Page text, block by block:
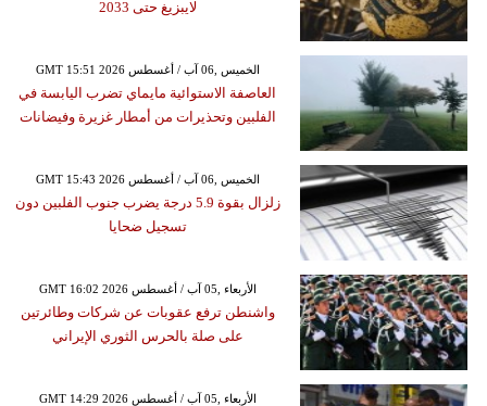
لايبزيغ حتى 2033
GMT 15:51 2026 الخميس ,06 آب / أغسطس
العاصفة الاستوائية مايماي تضرب اليابسة في
الفلبين وتحذيرات من أمطار غزيرة وفيضانات
GMT 15:43 2026 الخميس ,06 آب / أغسطس
زلزال بقوة 5.9 درجة يضرب جنوب الفلبين دون
تسجيل ضحايا
GMT 16:02 2026 الأربعاء ,05 آب / أغسطس
واشنطن ترفع عقوبات عن شركات وطائرتين
على صلة بالحرس الثوري الإيراني
GMT 14:29 2026 الأربعاء ,05 آب / أغسطس